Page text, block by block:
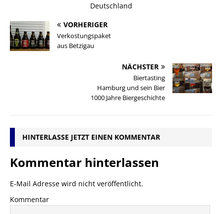
Deutschland
VORHERIGER
Verkostungspaket
aus Betzigau
NÄCHSTER
Biertasting
Hamburg und sein Bier
1000 Jahre Biergeschichte
HINTERLASSE JETZT EINEN KOMMENTAR
Kommentar hinterlassen
E-Mail Adresse wird nicht veröffentlicht.
Kommentar